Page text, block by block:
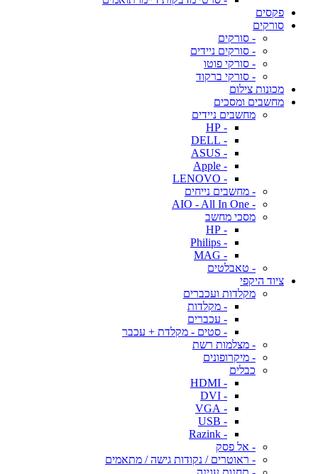
פקסים
סורקים
- סורקים
- סורקים ניידים
- סורקי פוטו
- סורקי ברקוד
מכונות צילום
מחשבים ומסכים
מחשבים ניידים
- HP
- DELL
- ASUS
- Apple
- LENOVO
- מחשבים נייחים
- AIO - All In One
מסכי מחשב
- HP
- Philips
- MAG
- טאבלטים
ציוד היקפי
מקלדות ועכברים
- מקלדות
- עכברים
- סטים - מקלדת + עכבר
- מצלמות רשת
- מיקרופונים
כבלים
- HDMI
- DVI
- VGA
- USB
- Razink
- אל פסק
- ראוטרים / נקודות גישה / מתאמים